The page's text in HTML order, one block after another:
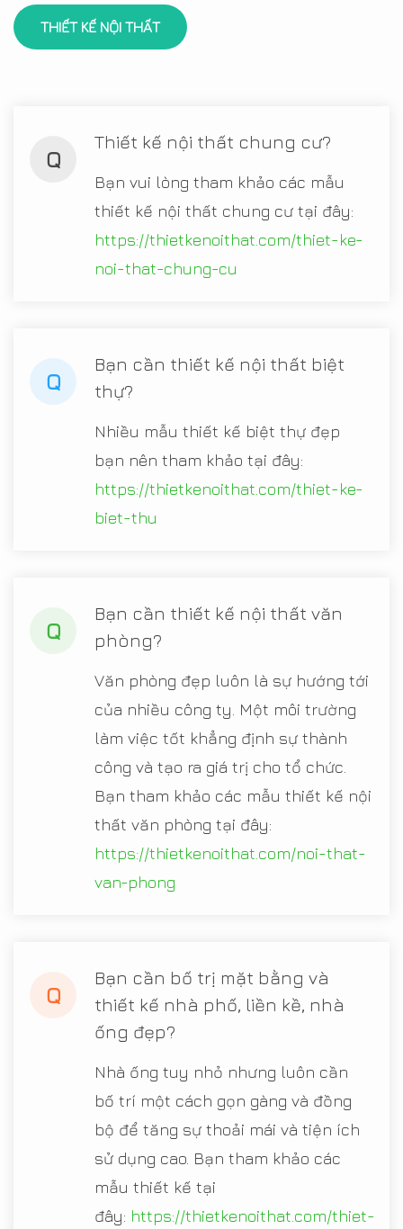
THIẾT KẾ NỘI THẤT
Q
Thiết kế nội thất chung cư?
Bạn vui lòng tham khảo các mẫu
thiết kế nội thất chung cư tại đây:
https://thietkenoithat.com/thiet-ke-
noi-that-chung-cu
Q
Bạn cần thiết kế nội thất biệt
thự?
Nhiều mẫu thiết kế biệt thự đẹp
bạn nên tham khảo tại đây:
https://thietkenoithat.com/thiet-ke-
biet-thu
Q
Bạn cần thiết kế nội thất văn
phòng?
Văn phòng đẹp luôn là sự hướng tới
của nhiều công ty. Một môi trường
làm việc tốt khẳng định sự thành
công và tạo ra giá trị cho tổ chức.
Bạn tham khảo các mẫu thiết kế nội
thất văn phòng tại đây:
https://thietkenoithat.com/noi-that-
van-phong
Q
Bạn cần bố trị mặt bằng và
thiết kế nhà phố, liền kề, nhà
ống đẹp?
Nhà ống tuy nhỏ nhưng luôn cần
bố trí một cách gọn gàng và đồng
bộ để tăng sự thoải mái và tiện ích
sử dụng cao. Bạn tham khảo các
mẫu thiết kế tại
đây: https://thietkenoithat.com/thiet-